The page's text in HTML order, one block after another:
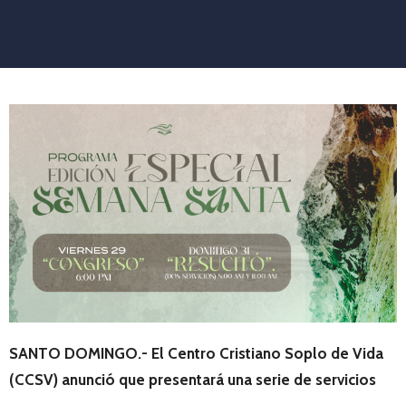
SANTO DOMINGO.- El Centro Cristiano Soplo de Vida
(CCSV) anunció que presentará una serie de servicios